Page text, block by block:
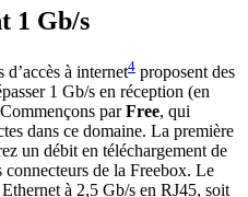
1 Gb/s
à internet4 proposent des
1 Gb/s en réception (en
parFree, qui
dans ce domaine. La première
un débit en téléchargement de
connecteurs de la Freebox. Le
à 2,5 Gb/s en RJ45, soit